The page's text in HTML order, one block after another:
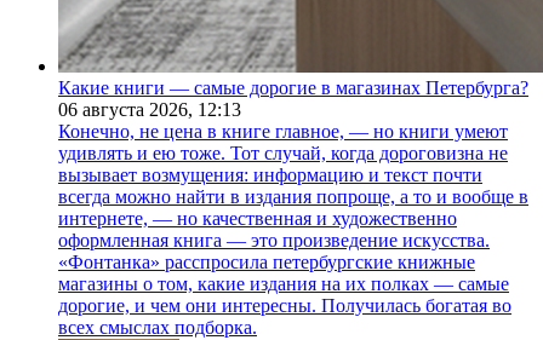
Какие книги — самые дорогие в магазинах Петербурга?
06 августа 2026, 12:13
Конечно, не цена в книге главное, — но книги умеют
удивлять и ею тоже. Тот случай, когда дороговизна не
вызывает возмущения: информацию и текст почти
всегда можно найти в издания попроще, а то и вообще в
интернете, — но качественная и художественно
оформленная книга — это произведение искусства.
«Фонтанка» расспросила петербургские книжные
магазины о том, какие издания на их полках — самые
дорогие, и чем они интересны. Получилась богатая во
всех смыслах подборка.